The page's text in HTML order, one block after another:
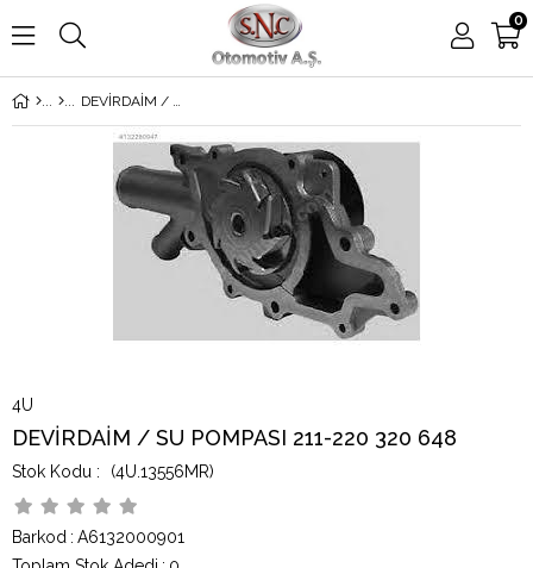
0
DEVİRDAİM / SU POMPASI 211-220 320 648
4U
DEVİRDAİM / SU POMPASI 211-220 320 648
(4U.13556MR)
Barkod : A6132000901